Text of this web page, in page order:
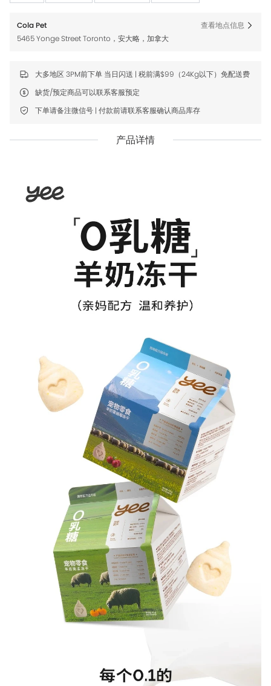
Cola Pet
5465 Yonge Street Toronto，安大略，加拿大
查看地点信息
大多地区 3PM前下单 当日闪送 | 税前满$99（24Kg以下）免配送费
缺货/预定商品可以联系客服预定
下单请备注微信号 | 付款前请联系客服确认商品库存
产品详情